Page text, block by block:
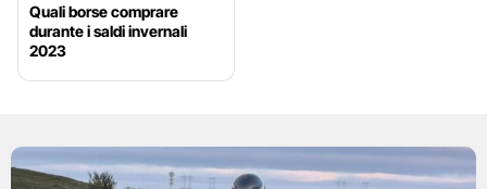
Quali borse comprare
durante i saldi invernali
2023